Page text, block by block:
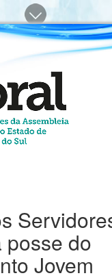
posse do
Jovem